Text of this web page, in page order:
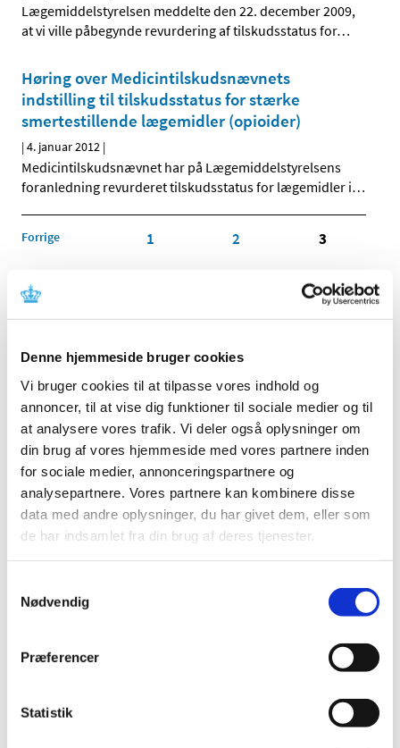
Denne hjemmeside bruger cookies
Vi bruger cookies til at tilpasse vores indhold og
annoncer, til at vise dig funktioner til sociale medier og til
at analysere vores trafik. Vi deler også oplysninger om
din brug af vores hjemmeside med vores partnere inden
for sociale medier, annonceringspartnere og
analysepartnere. Vores partnere kan kombinere disse
data med andre oplysninger, du har givet dem, eller som
de har indsamlet fra din brug af deres tjenester.
Nødvendig
Præferencer
Statistik
Lægemiddelstyrelsen meddelte den 22. december 2009,
at vi ville påbegynde revurdering af tilskudsstatus for…
Høring over Medicintilskudsnævnets
indstilling til tilskudsstatus for stærke
smertestillende lægemidler (opioider)
|4. januar 2012 |
Medicintilskudsnævnet har på Lægemiddelstyrelsens
foranledning revurderet tilskudsstatus for lægemidler i…
Forrige 1 2 3
Alle (514)
2026 (22)
2025 (13)
2024 (15)
2023 (18)
2022 (10)
2020 (13)
2019 (41)
2018 (46)
2016 (48)
2014 (44)
2012 (44)